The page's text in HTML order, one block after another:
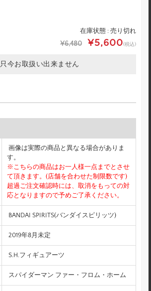
在庫状態 : 売り切れ
¥6,480 ¥5,600(税込)
只今お取扱い出来ません
画像は実際の商品と異なる場合がありま
す。
※こちらの商品はお一人様一点までとさせ
て頂きます。(店舗を合わせた制限数です)
超過ご注文確認時には、取消をもっての対
応となりますので予めご了承ください。
BANDAI SPIRITS(バンダイスピリッツ)
2019年8月未定
S.H.フィギュアーツ
スパイダーマン ファー・フロム・ホーム